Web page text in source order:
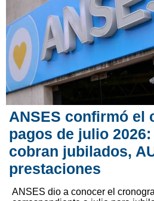
ANSES confirmó el
pagos de julio
cobran jubilados,
prestaciones
ANSES dio a conocer el